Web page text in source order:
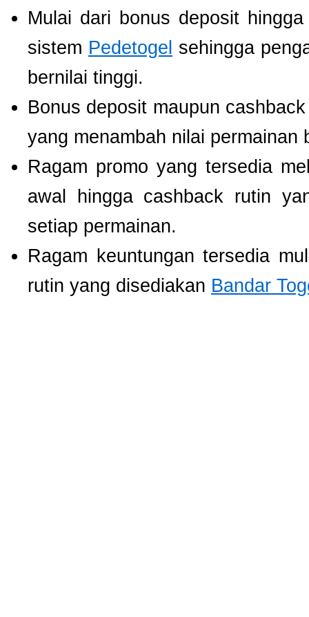
Mulai dari bonus deposit
sistem Pedetogel sehingga
bernilai tinggi.
Bonus deposit maupun
yang menambah nilai permainan
Ragam promo yang tersedia
awal hingga cashback rutin
setiap permainan.
Ragam keuntungan tersedia
rutin yang disediakan Bandar